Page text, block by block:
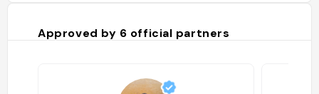
Approved by 6 official partners